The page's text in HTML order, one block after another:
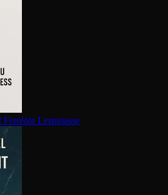
Ferréole Lespinasse